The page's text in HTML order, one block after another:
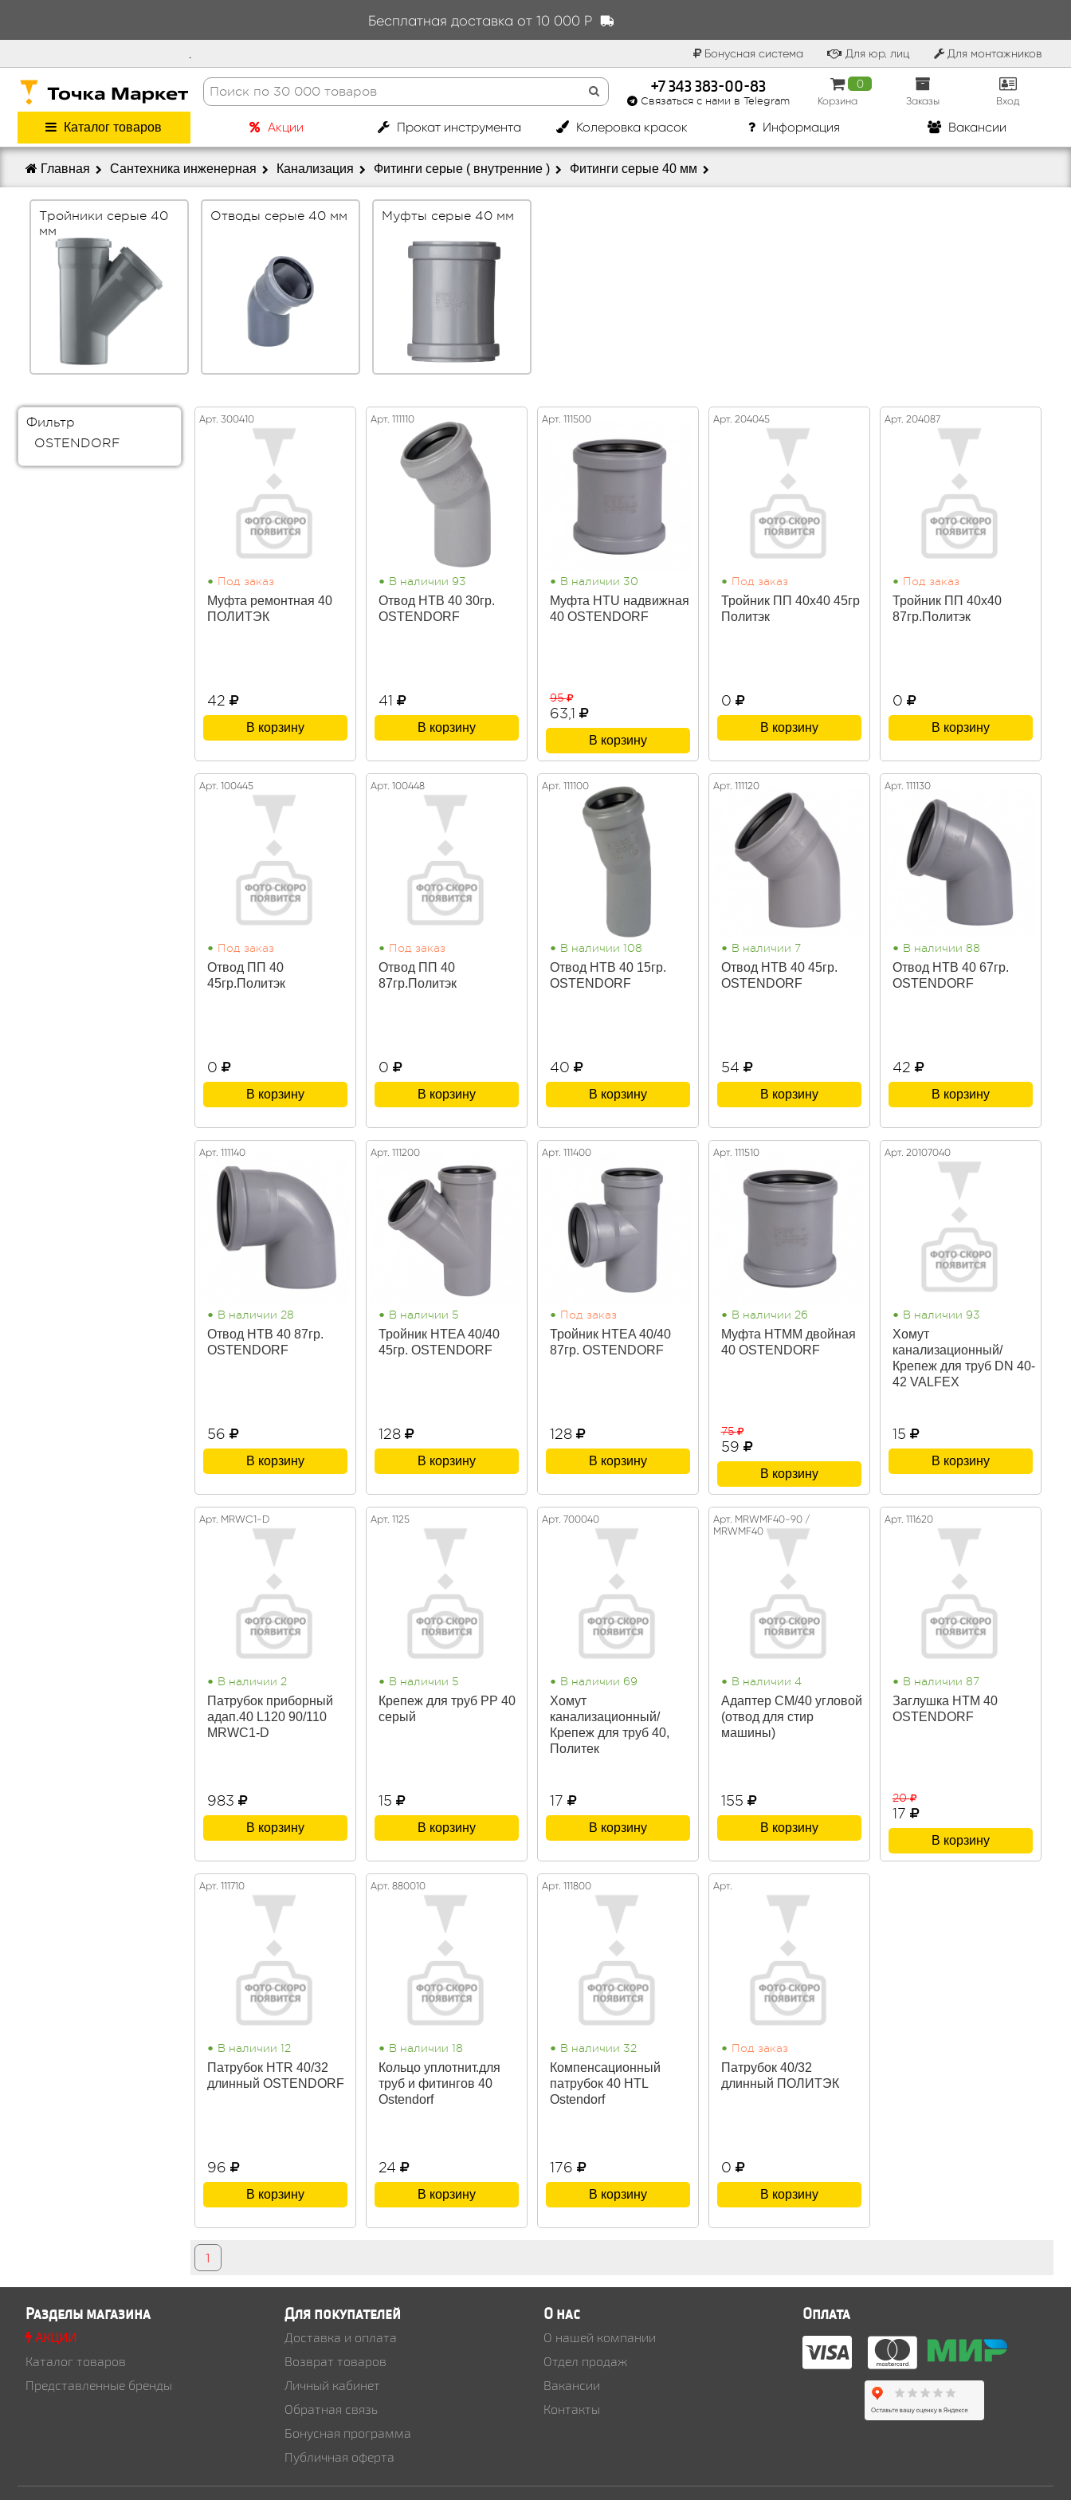
Бесплатная доставка от 10 000 Р
. Для монтажников
Для юр. лиц
Бонусная система
+7 343 383-00-83
Связаться с нами в Telegram Корзина
0
Заказы Вход
Каталог товаров Акции Прокат инструмента Колеровка красок Информация Вакансии
Фитинги серые 40 мм
Фитинги серые ( внутренние )
Канализация
Сантехника инженерная
Главная
Тройники серые 40
мм
Отводы серые 40 мм Муфты серые 40 мм
Фильтр
OSTENDORF
Арт. 300410
• Под заказ
Муфта ремонтная 40
ПОЛИТЭК
42
В корзину
Арт. 111110
• В наличии 93
Отвод HTB 40 30гр.
OSTENDORF
41
В корзину
Арт. 111500
• В наличии 30
Муфта HTU надвижная
40 OSTENDORF
95
63,1
В корзину
Арт. 204045
• Под заказ
Тройник ПП 40х40 45гр
Политэк
0
В корзину
Арт. 204087
• Под заказ
Тройник ПП 40х40
87гр.Политэк
0
В корзину
Арт. 100445
• Под заказ
Отвод ПП 40
45гр.Политэк
0
В корзину
Арт. 100448
• Под заказ
Отвод ПП 40
87гр.Политэк
0
В корзину
Арт. 111100
• В наличии 108
Отвод HTB 40 15гр.
OSTENDORF
40
В корзину
Арт. 111120
• В наличии 7
Отвод НТВ 40 45гр.
OSTENDORF
54
В корзину
Арт. 111130
• В наличии 88
Отвод НТВ 40 67гр.
OSTENDORF
42
В корзину
Арт. 111140
• В наличии 28
Отвод НТВ 40 87гр.
OSTENDORF
56
В корзину
Арт. 111200
• В наличии 5
Тройник HTEA 40/40
45гр. OSTENDORF
128
В корзину
Арт. 111400
• Под заказ
Тройник HTEA 40/40
87гр. OSTENDORF
128
В корзину
Арт. 111510
• В наличии 26
Муфта HTMM двойная
40 OSTENDORF
75
59
В корзину
Арт. 20107040
• В наличии 93
Хомут
канализационный/
Крепеж для труб DN 40-
42 VALFEX
15
В корзину
Арт. MRWC1-D
• В наличии 2
Патрубок приборный
адап.40 L120 90/110
MRWC1-D
983
В корзину
Арт. 1125
• В наличии 5
Крепеж для труб PP 40
серый
15
В корзину
Арт. 700040
• В наличии 69
Хомут
канализационный/
Крепеж для труб 40,
Политек
17
В корзину
Арт. MRWMF40-90 /
MRWMF40
• В наличии 4
Адаптер СМ/40 угловой
(отвод для стир
машины)
155
В корзину
Арт. 111620
• В наличии 87
Заглушка HTM 40
OSTENDORF
20
17
В корзину
Арт. 111710
• В наличии 12
Патрубок НТR 40/32
длинный OSTENDORF
96
В корзину
Арт. 880010
• В наличии 18
Кольцо уплотнит.для
труб и фитингов 40
Ostendorf
24
В корзину
Арт. 111800
• В наличии 32
Компенсационный
патрубок 40 HTL
Ostendorf
176
В корзину
Арт.
• Под заказ
Патрубок 40/32
длинный ПОЛИТЭК
0
В корзину
1
Разделы магазина
АКЦИИ
Каталог товаров
Представленные бренды
Для покупателей
Доставка и оплата
Возврат товаров
Личный кабинет
Обратная связь
Бонусная программа
Публичная оферта
О нас
О нашей компании
Отдел продаж
Вакансии
Контакты
Оплата